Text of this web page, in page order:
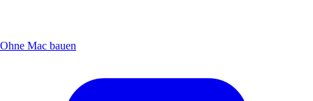
Ohne Mac bauen